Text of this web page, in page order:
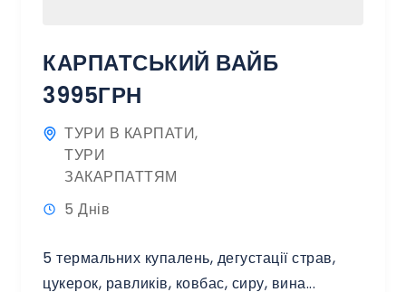
КАРПАТСЬКИЙ ВАЙБ
3995ГРН
ТУРИ В КАРПАТИ,
ТУРИ
ЗАКАРПАТТЯМ
5 Днів
5 термальних купалень, дегустації страв,
цукерок, равликів, ковбас, сиру, вина...